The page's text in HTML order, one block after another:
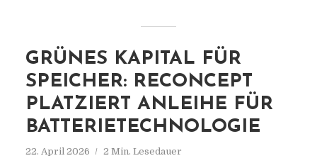
GRÜNES KAPITAL FÜR
SPEICHER: RECONCEPT
PLATZIERT ANLEIHE FÜR
BATTERIETECHNOLOGIE
22. April 2026 2 Min. Lesedauer